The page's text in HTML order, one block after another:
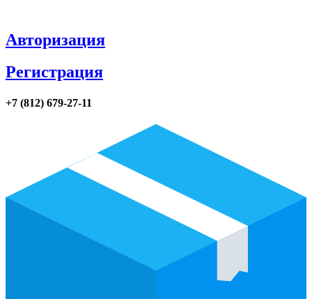
Авторизация
Регистрация
+7 (812) 679-27-11